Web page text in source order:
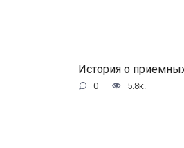
История о
0 5.8к.